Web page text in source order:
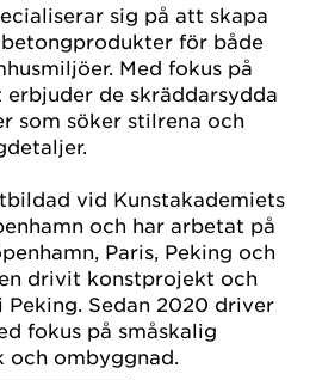
sig på att skapa
för både
Med fokus på
de skräddarsydda
som söker stilrena och
vid Kunstakademiets
och har arbetat på
Paris, Peking och
drivit konstprojekt och
Sedan 2020 driver
fokus på småskalig
ombyggnad.